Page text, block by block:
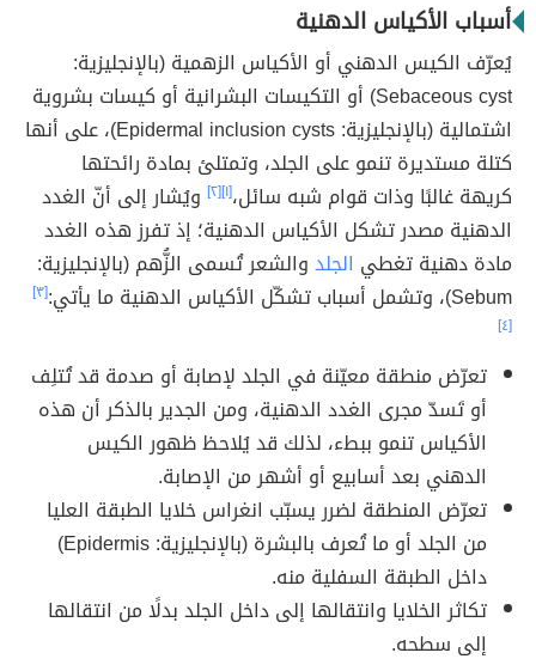
أسباب الأكياس الدهنية
يُعرّف الكيس الدهني أو الأكياس الزهمية (بالإنجليزية:
Sebaceous cyst) أو التكيسات البشرانية أو كيسات بشروية
اشتمالية (بالإنجليزية: Epidermal inclusion cysts)، على أنها
كتلة مستديرة تنمو على الجلد، وتمتلئ بمادة رائحتها
كريهة غالبًا وذات قوام شبه سائل،[١] [٢]
ويُشار إلى أنّ الغدد
الدهنية مصدر تشكل الأكياس الدهنية؛ إذ تفرز هذه الغدد
مادة دهنية تغطي الجلدوالشعر تُسمى الزُّهم (بالإنجليزية:
Sebum)، وتشمل أسباب تشكّل الأكياس الدهنية ما يأتي:
[٣]
[٤]
تعرّض منطقة معيّنة في الجلد لإصابة أو صدمة قد تُتلِف
أو تَسدّ مجرى الغدد الدهنية، ومن الجدير بالذكر أن هذه
الأكياس تنمو ببطء، لذلك قد يُلاحظ ظهور الكيس
الدهني بعد أسابيع أو أشهر من الإصابة.
تعرّض المنطقة لضرر يسبّب انغراس خلايا الطبقة العليا
من الجلد أو ما تُعرف بالبشرة (بالإنجليزية: Epidermis)
داخل الطبقة السفلية منه.
تكاثر الخلايا وانتقالها إلى داخل الجلد بدلًا من انتقالها
إلى سطحه.